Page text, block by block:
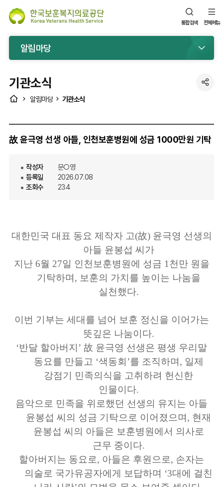
통합검색 전체메뉴
알림마당
HOME 알림마당 기관소식
공
기관소식
故 윤극영 선생 아들, 인천보훈병원에 성금 1000만원 기탁
작성자
문○영
등록일
2026.07.08
조회수
234
대한민국 대표 동요 제작자 고(故) 윤극영 선생의
아들 윤봉섭 씨가
지난 6월 27일 인천보훈병원에 성금 1천만 원을
기탁하며, 보훈의 가치를 높이는 나눔을
실천했다.
이번 기부는 세대를 넘어 보훈 정신을 이어가는
뜻깊은 나눔이다.
‘반달 할아버지’ 故 윤극영 선생은 평생 우리말
동요를 만들고 ‘색동회’를 조직하며, 일제
강점기 민족의식을 고취하려 헌신한
인물이다.
음악으로 민족을 위로했던 선생의 유지는 아들
윤봉섭 씨의 성금 기탁으로 이어졌으며, 현재
윤봉섭 씨의 아들은 보훈병원에서 의사로
근무 중이다.
할아버지는 동요로, 아들은 후원으로, 손자는
의술로 국가유공자에게 보답하며 ‘3대에 걸친